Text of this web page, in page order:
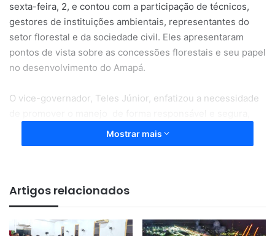
sexta-feira, 2, e contou com a participação de técnicos,
gestores de instituições ambientais, representantes do
setor florestal e da sociedade civil. Eles apresentaram
pontos de vista sobre as concessões florestais e seu papel
no desenvolvimento do Amapá.
O vice-governador, Teles Júnior, enfatizou a necessidade
destacando que a preservação da Amazônia está
diretamente ligada ao bem-estar das pessoas que habitam
Mostrar mais
Artigos relacionados